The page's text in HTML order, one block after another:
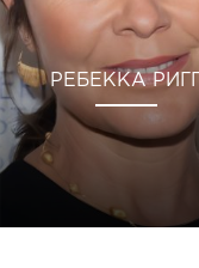
РЕБЕККА РИГГ